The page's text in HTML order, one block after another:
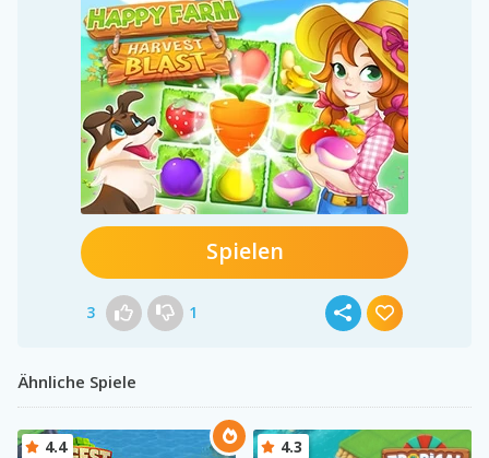
Spielen
3 1
Ähnliche Spiele
4.4 4.3